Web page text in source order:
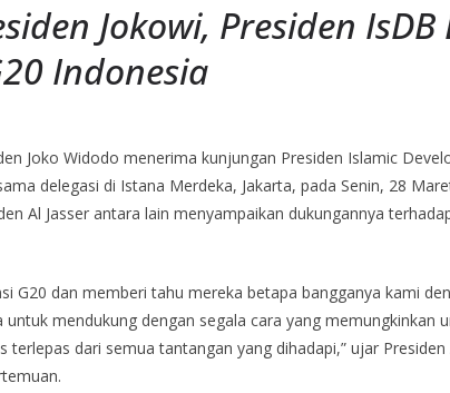
Jokowi, Presiden
Indonesia
Joko Widodo menerima kunjungan Presiden Islamic
delegasi di Istana Merdeka, Jakarta, pada Senin, 28
Al Jasser antara lain menyampaikan dukungannya
G20 dan memberi tahu mereka betapa bangganya kami
untuk mendukung dengan segala cara yang memungkinkan
terlepas dari semua tantangan yang dihadapi,” ujar Presiden